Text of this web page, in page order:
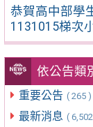
恭賀高中部學
1131015梯次
依公告類
重要公告 ( 265 )
最新消息 (